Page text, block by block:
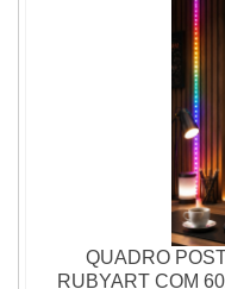
QUADRO
RUBYART COM